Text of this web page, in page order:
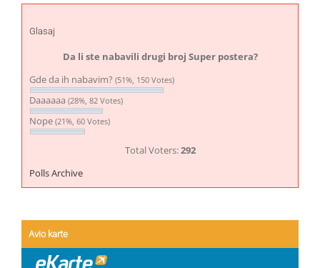
Glasaj
Da li ste nabavili drugi broj Super postera?
Gde da ih nabavim? (51%, 150 Votes)
Daaaaaa (28%, 82 Votes)
Nope (21%, 60 Votes)
Total Voters:292
Polls Archive
Avio karte